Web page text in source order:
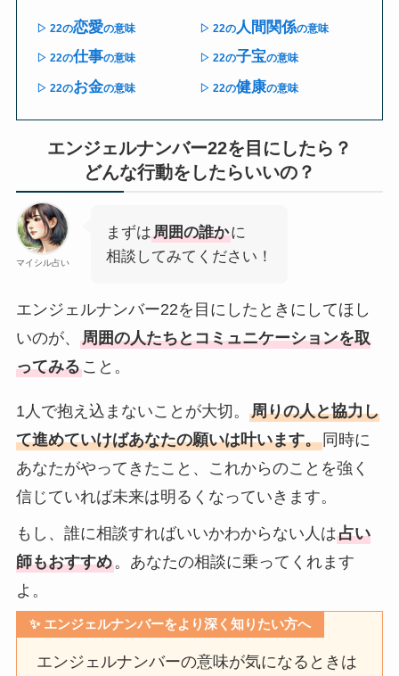
▷ 22の恋愛の意味
▷ 22の仕事の意味
▷ 22のお金の意味
▷ 22の 人間関係の意味
▷ 22の子宝の意味
▷ 22の健康の意味
エンジェルナンバー22を目にしたら？
どんな行動をしたらいいの？
マイシル占い
まずは周囲の誰かに
相談してみてください！
エンジェルナンバー22を目にしたときにしてほし
いのが、 周囲の人たちとコミュニケーションを取
ってみること。
1人で抱え込まないことが大切。 周りの人と協力し
て進めていけばあなたの願いは叶います。同時に
あなたがやってきたこと、これからのことを強く
信じていれば未来は明るくなっていきます。
もし、誰に相談すればいいかわからない人は占い
師もおすすめ。あなたの相談に乗ってくれます
よ。
✨ エンジェルナンバーをより深く知りたい方へ
エンジェルナンバーの意味が気になるときは